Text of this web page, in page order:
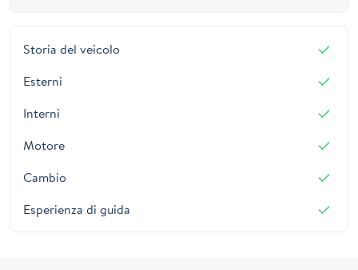
Storia del veicolo
Esterni
Interni
Motore
Cambio
Esperienza di guida